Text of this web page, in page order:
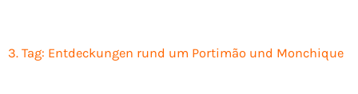
3. Tag: Entdeckungen rund um Portimão und Monchique